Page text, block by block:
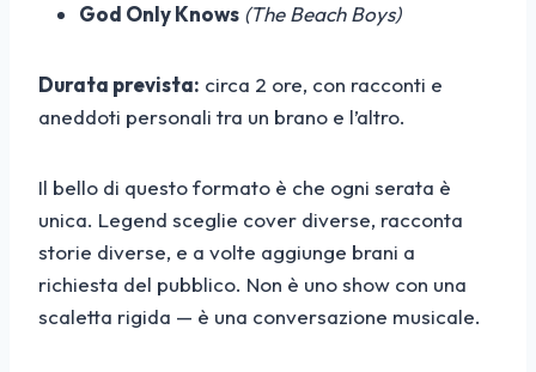
God Only Knows (The Beach Boys)
Durata prevista: circa 2 ore, con racconti e
aneddoti personali tra un brano e l’altro.
Il bello di questo formato è che ogni serata è
unica. Legend sceglie cover diverse, racconta
storie diverse, e a volte aggiunge brani a
richiesta del pubblico. Non è uno show con una
scaletta rigida — è una conversazione musicale.